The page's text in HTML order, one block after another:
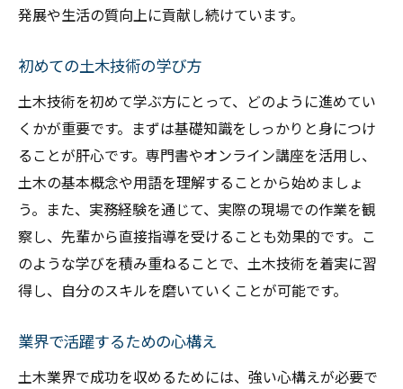
発展や生活の質向上に貢献し続けています。
初めての土木技術の学び方
土木技術を初めて学ぶ方にとって、どのように進めてい
くかが重要です。まずは基礎知識をしっかりと身につけ
ることが肝心です。専門書やオンライン講座を活用し、
土木の基本概念や用語を理解することから始めましょ
う。また、実務経験を通じて、実際の現場での作業を観
察し、先輩から直接指導を受けることも効果的です。こ
のような学びを積み重ねることで、土木技術を着実に習
得し、自分のスキルを磨いていくことが可能です。
業界で活躍するための心構え
土木業界で成功を収めるためには、強い心構えが必要で